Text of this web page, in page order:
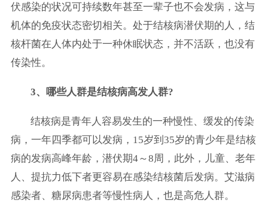
伏感染的状况可持续数年甚至一辈子也不会发病，这与
机体的免疫状态密切相关。处于结核病潜伏期的人，结
核杆菌在人体内处于一种休眠状态，并不活跃，也没有
传染性。
3、哪些人群是结核病高发人群?
结核病是青年人容易发生的一种慢性、缓发的传染
病，一年四季都可以发病，15岁到35岁的青少年是结核
病的发病高峰年龄，潜伏期4～8周，此外，儿童、老年
人、提抗力低下者更容易在感染结核菌后发病。艾滋病
感染者、糖尿病患者等慢性病人，也是高危人群。